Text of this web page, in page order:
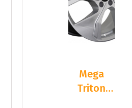
Mega
Triton